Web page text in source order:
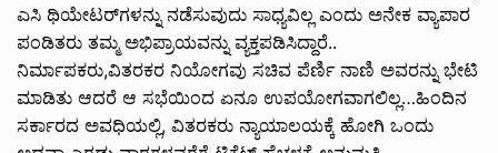
ಎಸಿ ಥಿಯೇಟರ್‌ಗಳನ್ನು ನಡೆಸುವುದು ಸಾಧ್ಯವಿಲ್ಲ ಎಂದು ಅನೇಕ ವ್ಯಾಪಾರ
ಪಂಡಿತರು ತಮ್ಮ ಅಭಿಪ್ರಾಯವನ್ನು ವ್ಯಕ್ತಪಡಿಸಿದ್ದಾರೆ..
ನಿರ್ಮಾಪಕರು,ವಿತರಕರ ನಿಯೋಗವು ಸಚಿವ ಪೆರ್ಣಿ ನಾಣಿ ಅವರನ್ನು ಭೇಟಿ
ಮಾಡಿತು ಆದರೆ ಆ ಸಭೆಯಿಂದ ಏನೂ ಉಪಯೋಗವಾಗಲಿಲ್ಲ…ಹಿಂದಿನ
ಸರ್ಕಾರದ ಅವಧಿಯಲ್ಲಿ, ವಿತರಕರು ನ್ಯಾಯಾಲಯಕ್ಕೆ ಹೋಗಿ ಒಂದು